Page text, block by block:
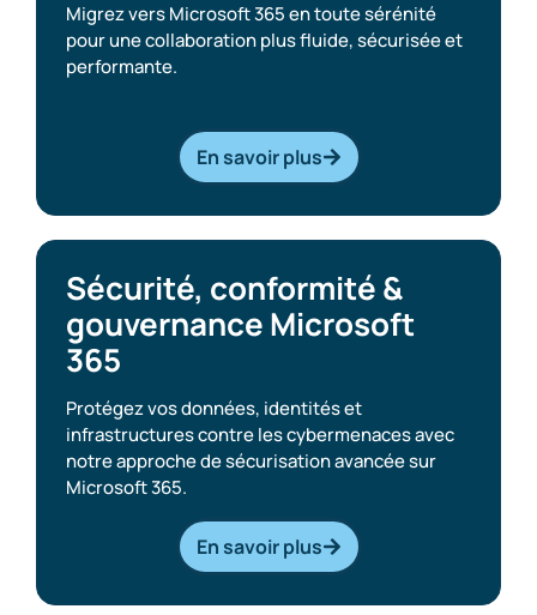
Migrez vers Microsoft 365 en toute sérénité
pour une collaboration plus fluide, sécurisée et
performante.
En savoir plus
Sécurité, conformité &
gouvernance Microsoft
365
Protégez vos données, identités et
infrastructures contre les cybermenaces avec
notre approche de sécurisation avancée sur
Microsoft 365.
En savoir plus